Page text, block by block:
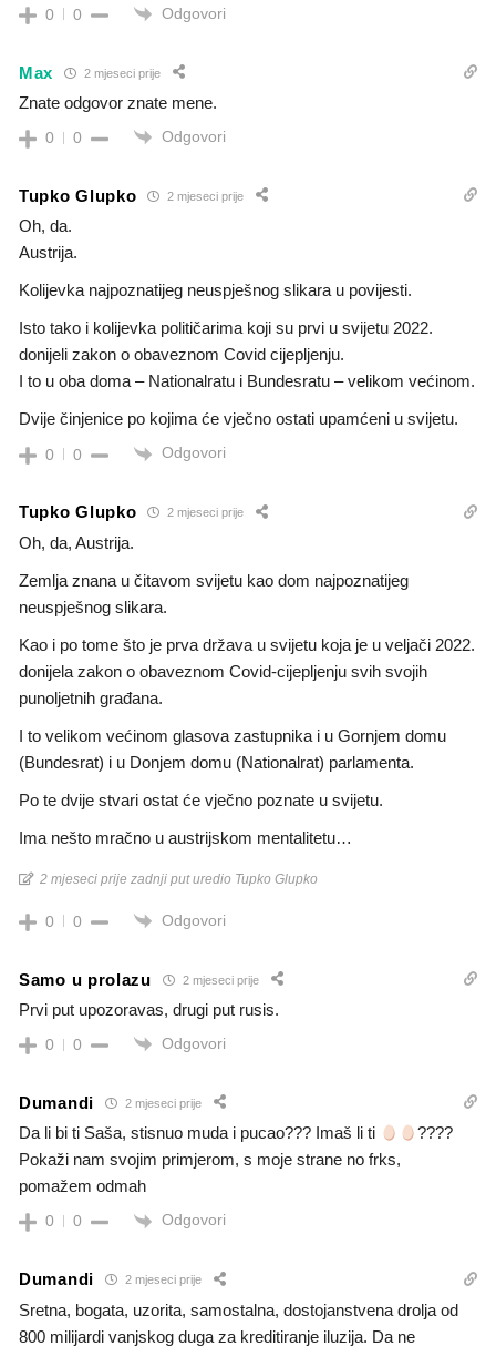
0 0 Odgovori
Max 2 mjeseci prije
Znate odgovor znate mene.
0 0 Odgovori
Tupko Glupko 2 mjeseci prije
Oh, da.
Austrija.
Kolijevka najpoznatijeg neuspješnog slikara u povijesti.
Isto tako i kolijevka političarima koji su prvi u svijetu 2022.
donijeli zakon o obaveznom Covid cijepljenju.
I to u oba doma – Nationalratu i Bundesratu – velikom većinom.
Dvije činjenice po kojima će vječno ostati upamćeni u svijetu.
0 0 Odgovori
Tupko Glupko 2 mjeseci prije
Oh, da, Austrija.
Zemlja znana u čitavom svijetu kao dom najpoznatijeg
neuspješnog slikara.
Kao i po tome što je prva država u svijetu koja je u veljači 2022.
donijela zakon o obaveznom Covid-cijepljenju svih svojih
punoljetnih građana.
I to velikom većinom glasova zastupnika i u Gornjem domu
(Bundesrat) i u Donjem domu (Nationalrat) parlamenta.
Po te dvije stvari ostat će vječno poznate u svijetu.
Ima nešto mračno u austrijskom mentalitetu…
2 mjeseci prije zadnji put uredio Tupko Glupko
0 0 Odgovori
Samo u prolazu 2 mjeseci prije
Prvi put upozoravas, drugi put rusis.
0 0 Odgovori
Dumandi 2 mjeseci prije
Da li bi ti Saša, stisnuo muda i pucao??? Imaš li ti
????
Pokaži nam svojim primjerom, s moje strane no frks,
pomažem odmah
0 0 Odgovori
Dumandi 2 mjeseci prije
Sretna, bogata, uzorita, samostalna, dostojanstvena drolja od
800 milijardi vanjskog duga za kreditiranje iluzija. Da ne